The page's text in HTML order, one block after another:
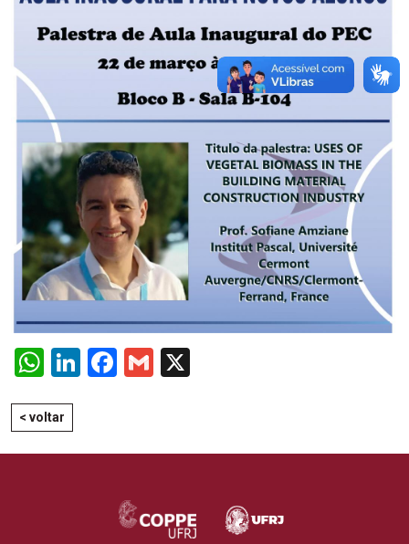
WhatsApp
LinkedIn
Facebook
Gmail
< voltar